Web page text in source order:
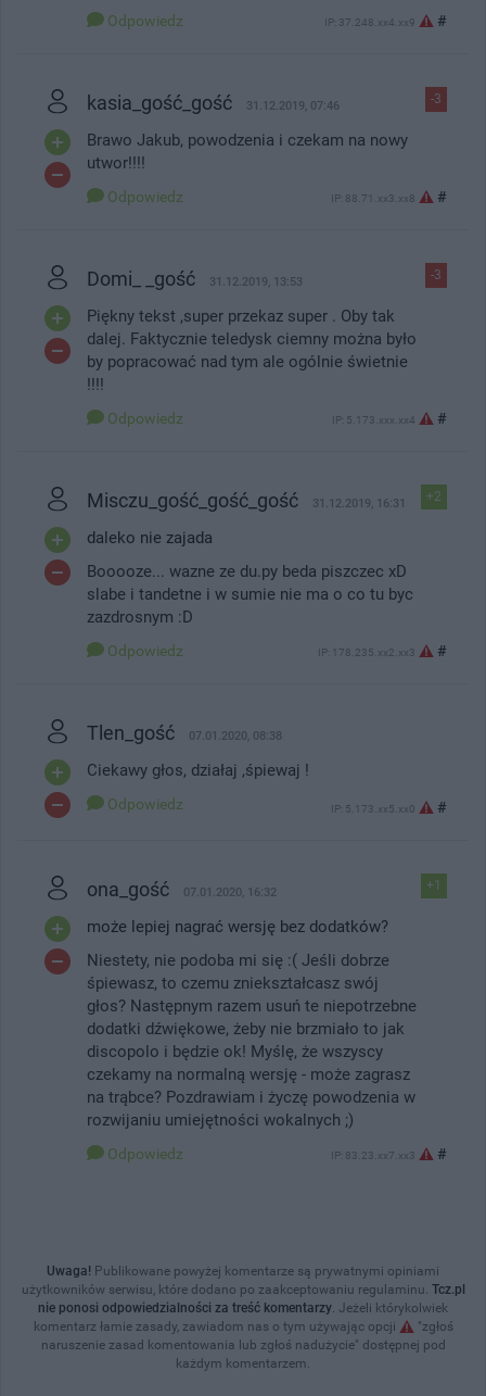
Odpowiedz IP: 37.248.xx4.xx9 #
-3
kasia_gość_gość 31.12.2019, 07:46
Brawo Jakub, powodzenia i czekam na nowy
utwor!!!!
Odpowiedz IP: 88.71.xx3.xx8 #
-3
Domi_ _gość 31.12.2019, 13:53
Piękny tekst ,super przekaz super . Oby tak
dalej. Faktycznie teledysk ciemny można było
by popracować nad tym ale ogólnie świetnie
!!!!
Odpowiedz IP: 5.173.xxx.xx4 #
+2
Misczu_gość_gość_gość 31.12.2019, 16:31
daleko nie zajada
Booooze... wazne ze du.py beda piszczec xD
slabe i tandetne i w sumie nie ma o co tu byc
zazdrosnym :D
Odpowiedz IP: 178.235.xx2.xx3 #
Tlen_gość 07.01.2020, 08:38
Ciekawy głos, działaj ,śpiewaj !
Odpowiedz IP: 5.173.xx5.xx0 #
+1
ona_gość 07.01.2020, 16:32
może lepiej nagrać wersję bez dodatków?
Niestety, nie podoba mi się :( Jeśli dobrze
śpiewasz, to czemu zniekształcasz swój
głos? Następnym razem usuń te niepotrzebne
dodatki dźwiękowe, żeby nie brzmiało to jak
discopolo i będzie ok! Myślę, że wszyscy
czekamy na normalną wersję - może zagrasz
na trąbce? Pozdrawiam i życzę powodzenia w
rozwijaniu umiejętności wokalnych ;)
Odpowiedz IP: 83.23.xx7.xx3 #
Uwaga! Publikowane powyżej komentarze są prywatnymi opiniami
użytkowników serwisu, które dodano po zaakceptowaniu regulaminu. Tcz.pl
nie ponosi odpowiedzialności za treść komentarzy. Jeżeli którykolwiek
komentarz łamie zasady, zawiadom nas o tym używając opcji
"zgłoś
naruszenie zasad komentowania lub zgłoś nadużycie" dostępnej pod
każdym komentarzem.